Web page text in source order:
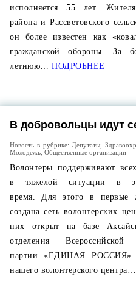
исполняется 55 лет.
района и Рассветовского
он более известен как
гражданской обороны. За
летнюю… ПОДРОБНЕЕ
В добровольцы идут
Новость в рубрике: Депутаты ,
Молодежь ,Общественные организации
Волонтеры поддерживают
в тяжелой ситуации в
время. Для этого в первые
создана сеть волонтерских
них открыт на базе
отделения Всероссийской
партии «ЕДИНАЯ
нашего волонтерского центра…